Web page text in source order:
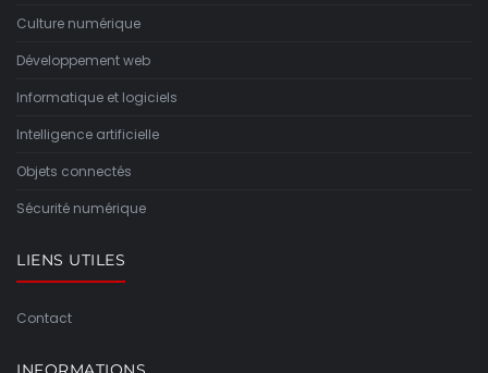
Culture numérique
Développement web
Informatique et logiciels
Intelligence artificielle
Objets connectés
Sécurité numérique
LIENS UTILES
Contact